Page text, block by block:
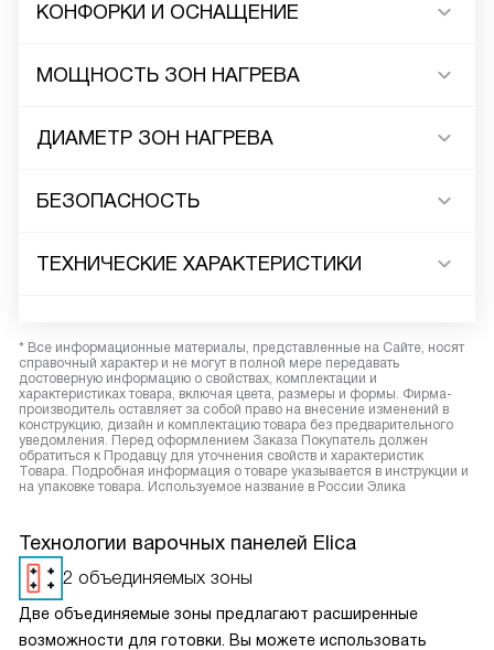
КОНФОРКИ И ОСНАЩЕНИЕ
МОЩНОСТЬ ЗОН НАГРЕВА
ДИАМЕТР ЗОН НАГРЕВА
БЕЗОПАСНОСТЬ
ТЕХНИЧЕСКИЕ ХАРАКТЕРИСТИКИ
* Все информационные материалы, представленные на Сайте, носят
справочный характер и не могут в полной мере передавать
достоверную информацию о свойствах, комплектации и
характеристиках товара, включая цвета, размеры и формы. Фирма-
производитель оставляет за собой право на внесение изменений в
конструкцию, дизайн и комплектацию товара без предварительного
уведомления. Перед оформлением Заказа Покупатель должен
обратиться к Продавцу для уточнения свойств и характеристик
Товара. Подробная информация о товаре указывается в инструкции и
на упаковке товара. Используемое название в России Элика
Технологии варочных панелей Elica
2 объединяемых зоны
Две объединяемые зоны предлагают расширенные
возможности для готовки. Вы можете использовать